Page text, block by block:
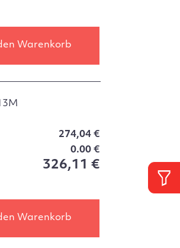
Warenkorb
274,04 €
0.00 €
326,11 €
Warenkorb